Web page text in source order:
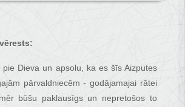
pie Dieva un apsolu, ka es šīs Aizputes
pārvaldniecēm - godājamajai rātei
būšu paklausīgs un nepretošos to